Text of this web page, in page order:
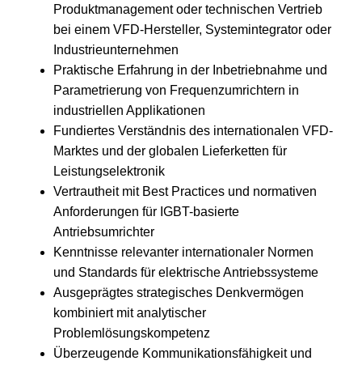
Produktmanagement oder technischen Vertrieb
bei einem VFD-Hersteller, Systemintegrator oder
Industrieunternehmen
Praktische Erfahrung in der Inbetriebnahme und
Parametrierung von Frequenzumrichtern in
industriellen Applikationen
Fundiertes Verständnis des internationalen VFD-
Marktes und der globalen Lieferketten für
Leistungselektronik
Vertrautheit mit Best Practices und normativen
Anforderungen für IGBT-basierte
Antriebsumrichter
Kenntnisse relevanter internationaler Normen
und Standards für elektrische Antriebssysteme
Ausgeprägtes strategisches Denkvermögen
kombiniert mit analytischer
Problemlösungskompetenz
Überzeugende Kommunikationsfähigkeit und